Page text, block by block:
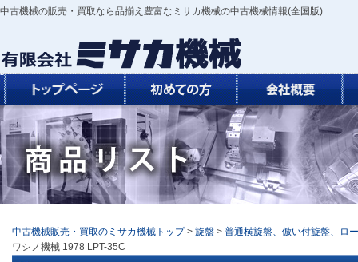
中古機械の販売・買取なら品揃え豊富なミサカ機械の中古機械情報(全国版)
中古機械販売・買取のミサカ機械トップ > 旋盤 > 普通横旋盤、倣い付旋盤、ロ
ワシノ機械 1978 LPT-35C